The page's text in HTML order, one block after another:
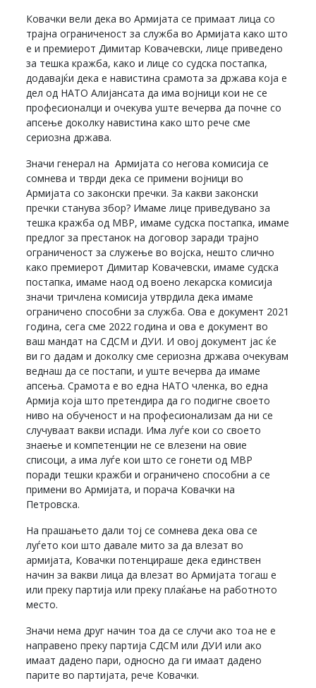
Ковачки вели дека во Армијата се примаат лица со
трајна ограниченост за служба во Армијата како што
е и премиерот Димитар Ковачевски, лице приведено
за тешка кражба, како и лице со судска постапка,
додавајќи дека е навистина срамота за држава која е
дел од НАТО Алијансата да има војници кои не се
професионалци и очекува уште вечерва да почне со
апсење доколку навистина како што рече сме
сериозна држава.
Значи генерал на Армијата со негова комисија се
сомнева и тврди дека се примени војници во
Армијата со законски пречки. За какви законски
пречки станува збор? Имаме лице приведувано за
тешка кражба од МВР, имаме судска постапка, имаме
предлог за престанок на договор заради трајно
ограниченост за служење во војска, нешто слично
како премиерот Димитар Ковачевски, имаме судска
постапка, имаме наод од воено лекарска комисија
значи тричлена комисија утврдила дека имаме
ограничено способни за служба. Ова е документ 2021
година, сега сме 2022 година и ова е документ во
ваш мандат на СДСМ и ДУИ. И овој документ јас ќе
ви го дадам и доколку сме сериозна држава очекувам
веднаш да се постапи, и уште вечерва да имаме
апсења. Срамота е во една НАТО членка, во една
Армија која што претендира да го подигне своето
ниво на обученост и на професионализам да ни се
случуваат вакви испади. Има луѓе кои со своето
знаење и компетенции не се влезени на овие
списоци, а има луѓе кои што се гонети од МВР
поради тешки кражби и ограничено способни а се
примени во Армијата, и порача Ковачки на
Петровска.
На прашањето дали тој се сомнева дека ова се
луѓето кои што давале мито за да влезат во
армијата, Ковачки потенцираше дека единствен
начин за вакви лица да влезат во Армијата тогаш е
или преку партија или преку плаќање на работното
место.
Значи нема друг начин тоа да се случи ако тоа не е
направено преку партија СДСМ или ДУИ или ако
имаат дадено пари, односно да ги имаат дадено
парите во партијата, рече Ковачки.